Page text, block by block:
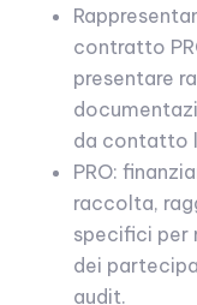
contratto
presentare
da contatto
PRO:
raccolta,
specifici per
dei
audit.